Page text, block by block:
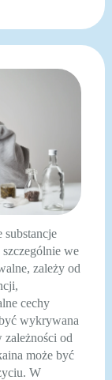
substancje
we
zależy od
cechy
wykrywana
od
może być
W